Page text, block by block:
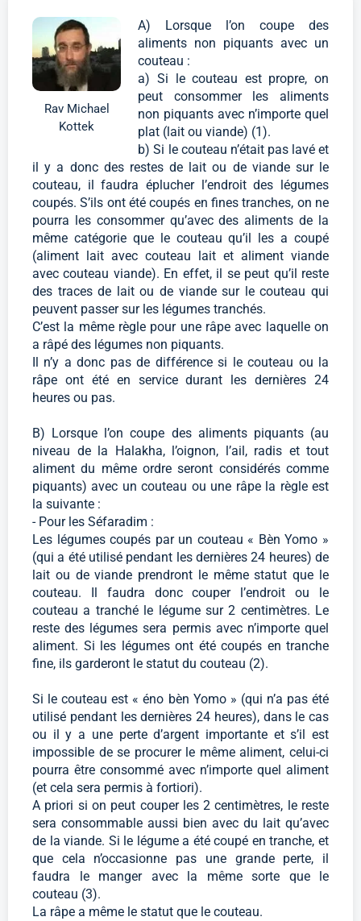
Rav Michael
Kottek
A) Lorsque l’on coupe des
aliments non piquants avec un
couteau :
a) Si le couteau est propre, on
peut consommer les aliments
non piquants avec n’importe quel
plat (lait ou viande) (1).
b) Si le couteau n’était pas lavé et
il y a donc des restes de lait ou de viande sur le
couteau, il faudra éplucher l’endroit des légumes
coupés. S’ils ont été coupés en fines tranches, on ne
pourra les consommer qu’avec des aliments de la
même catégorie que le couteau qu’il les a coupé
(aliment lait avec couteau lait et aliment viande
avec couteau viande). En effet, il se peut qu’il reste
des traces de lait ou de viande sur le couteau qui
peuvent passer sur les légumes tranchés.
C’est la même règle pour une râpe avec laquelle on
a râpé des légumes non piquants.
Il n’y a donc pas de différence si le couteau ou la
râpe ont été en service durant les dernières 24
heures ou pas.
B) Lorsque l’on coupe des aliments piquants (au
niveau de la Halakha, l’oignon, l’ail, radis et tout
aliment du même ordre seront considérés comme
piquants) avec un couteau ou une râpe la règle est
la suivante :
- Pour les Séfaradim :
Les légumes coupés par un couteau « Bèn Yomo »
(qui a été utilisé pendant les dernières 24 heures) de
lait ou de viande prendront le même statut que le
couteau. Il faudra donc couper l’endroit ou le
couteau a tranché le légume sur 2 centimètres. Le
reste des légumes sera permis avec n’importe quel
aliment. Si les légumes ont été coupés en tranche
fine, ils garderont le statut du couteau (2).
Si le couteau est « éno bèn Yomo » (qui n’a pas été
utilisé pendant les dernières 24 heures), dans le cas
ou il y a une perte d’argent importante et s’il est
impossible de se procurer le même aliment, celui-ci
pourra être consommé avec n’importe quel aliment
(et cela sera permis à fortiori).
A priori si on peut couper les 2 centimètres, le reste
sera consommable aussi bien avec du lait qu’avec
de la viande. Si le légume a été coupé en tranche, et
que cela n’occasionne pas une grande perte, il
faudra le manger avec la même sorte que le
couteau (3).
La râpe a même le statut que le couteau.